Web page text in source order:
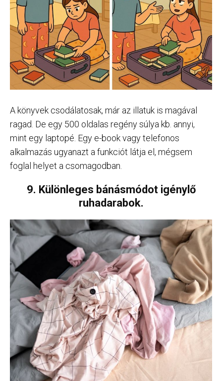
A könyvek csodálatosak, már az illatuk is magával
ragad. De egy 500 oldalas regény súlya kb. annyi,
mint egy laptopé. Egy e-book vagy telefonos
alkalmazás ugyanazt a funkciót látja el, mégsem
foglal helyet a csomagodban.
9. Különleges bánásmódot igénylő
ruhadarabok.